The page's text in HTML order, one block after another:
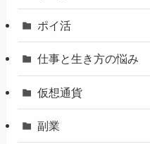
ポイ活
仕事と生き方の悩み
仮想通貨
副業